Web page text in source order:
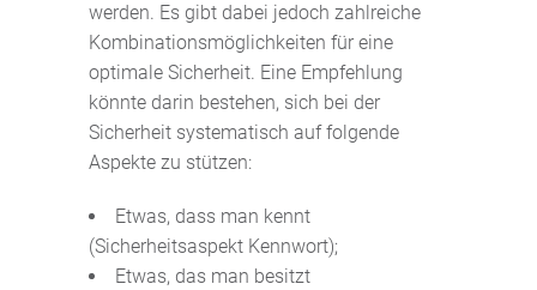
werden. Es gibt dabei jedoch zahlreiche
Kombinationsmöglichkeiten für eine
optimale Sicherheit. Eine Empfehlung
könnte darin bestehen, sich bei der
Sicherheit systematisch auf folgende
Aspekte zu stützen:
Etwas, dass man kennt
(Sicherheitsaspekt Kennwort);
Etwas, das man besitzt